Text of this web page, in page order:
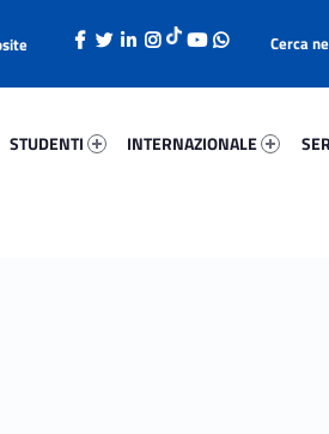
STUDENTI
INTERNAZIONALE